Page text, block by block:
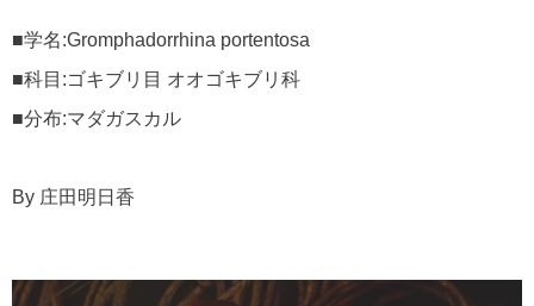
■学名:Gromphadorrhina portentosa
■科目:ゴキブリ目 オオゴキブリ科
■分布:マダガスカル
By 庄田明日香